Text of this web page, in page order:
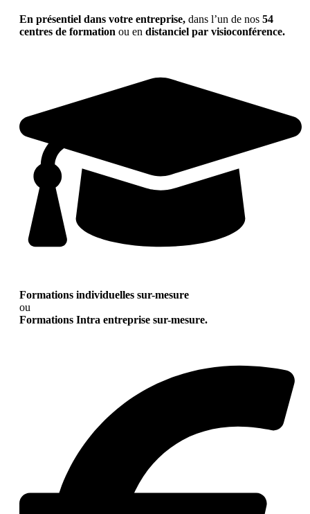
En présentiel dans votre entreprise, dans l’un de nos 54
centres de formation ou en distanciel par visioconférence.
Formations individuelles sur-mesure
ou
Formations Intra entreprise sur-mesure.